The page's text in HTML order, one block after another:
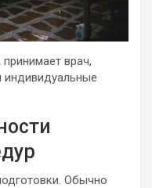
врач,
индивидуальные
Обычно